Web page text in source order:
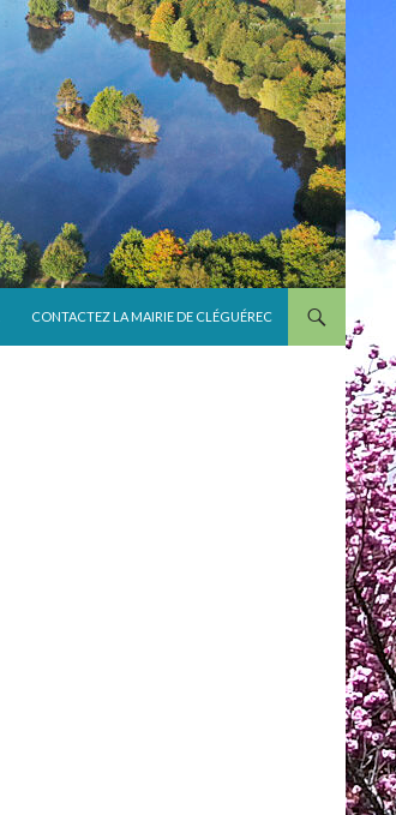
CONTACTEZ LA MAIRIE DE CLÉGUÉREC